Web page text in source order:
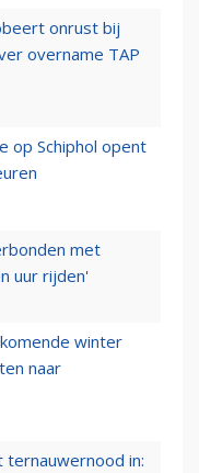
onrust bij
overname TAP
op Schiphol opent
met
uur rijden'
winter
naar
ternauwernood in: